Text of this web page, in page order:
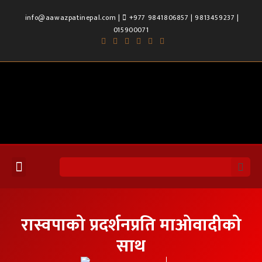
info@aawazpatinepal.com |
+977 9841806857 | 9813459237 |
015900071
रास्वपाको प्रदर्शनप्रति माओवादीको
साथ